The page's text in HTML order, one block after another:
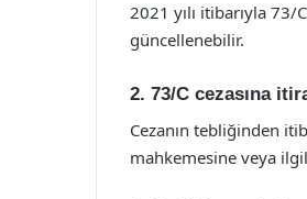
2021 yılı itibarıyla 73/
güncellenebilir.
2. 73/C cezasına
Cezanın tebliğinden
mahkemesine veya